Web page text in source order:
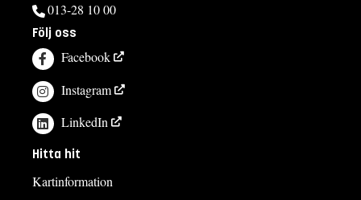
013-28 10 00
Följ oss
Facebook
Instagram
LinkedIn
Hitta hit
Kartinformation